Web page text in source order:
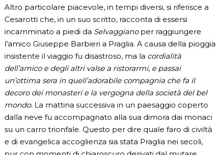
Altro particolare piacevole, in tempi diversi, si riferisce a
Cesarotti che, in un suo scritto, racconta di essersi
incamminato a piedi da Selvaggianoper raggiungere
l’amico Giuseppe Barbieri a Praglia. A causa della pioggia
insistente il viaggio fu disastroso, ma la cordialità
dell’amico e degli altri valse a ristorarmi, e passai
un’ottima sera in quell’adorabile compagnia che fa il
decoro dei monasteri e la vergogna della società del bel
mondo.La mattina successiva in un paesaggio coperto
dalla neve fu accompagnato alla sua dimora dai monaci
su un carro trionfale. Questo per dire quale faro di civiltà
e di evangelica accoglienza sia stata Praglia nei secoli,